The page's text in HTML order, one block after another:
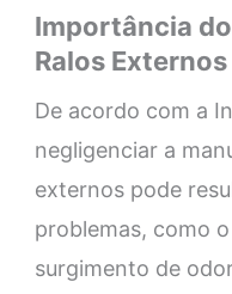
Importância
Ralos
De acordo com a
negligenciar a
externos pode
problemas, como
surgimento de